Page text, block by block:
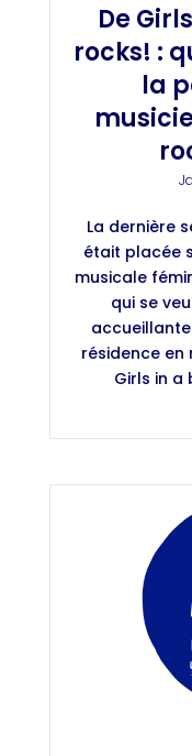
De
rocks! :
la
La dernière
était placée
musicale
qui se
résidence en
Girls in a